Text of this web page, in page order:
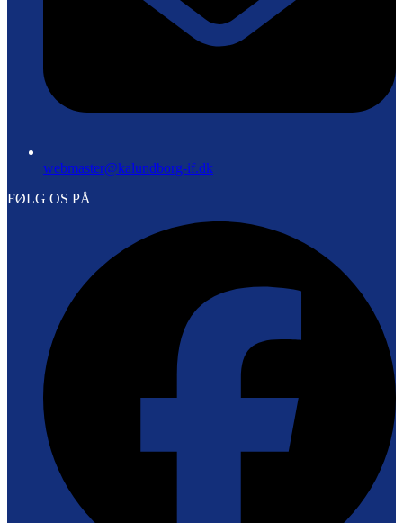
webmaster@kalundborg-if.dk
FØLG OS PÅ